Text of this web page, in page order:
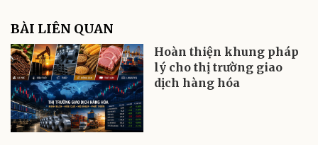
BÀI LIÊN QUAN
Hoàn thiện khung pháp
lý cho thị trường giao
dịch hàng hóa